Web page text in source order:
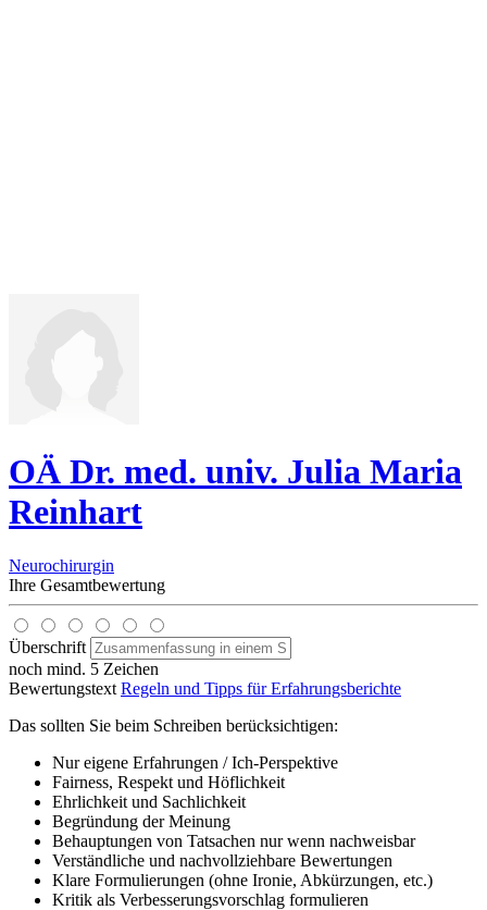
OÄ Dr. med. univ. Julia Maria
Reinhart
Neurochirurgin
Ihre Gesamtbewertung
Überschrift
noch mind. 5 Zeichen
Bewertungstext Regeln und Tipps für Erfahrungsberichte
Das sollten Sie beim Schreiben berücksichtigen:
Nur eigene Erfahrungen / Ich-Perspektive
Fairness, Respekt und Höflichkeit
Ehrlichkeit und Sachlichkeit
Begründung der Meinung
Behauptungen von Tatsachen nur wenn nachweisbar
Verständliche und nachvollziehbare Bewertungen
Klare Formulierungen (ohne Ironie, Abkürzungen, etc.)
Kritik als Verbesserungsvorschlag formulieren